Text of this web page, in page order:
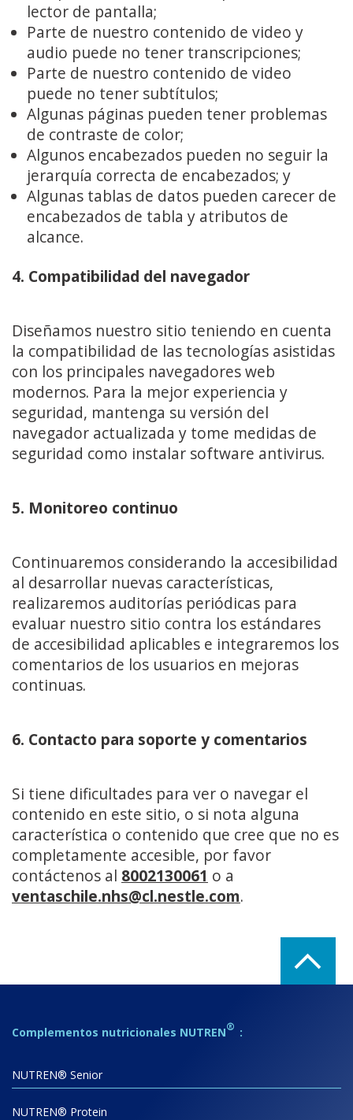
lector de pantalla;
Parte de nuestro contenido de video y
audio puede no tener transcripciones;
Parte de nuestro contenido de video
puede no tener subtítulos;
Algunas páginas pueden tener problemas
de contraste de color;
Algunos encabezados pueden no seguir la
jerarquía correcta de encabezados; y
Algunas tablas de datos pueden carecer de
encabezados de tabla y atributos de
alcance.
4. Compatibilidad del navegador
Diseñamos nuestro sitio teniendo en cuenta
la compatibilidad de las tecnologías asistidas
con los principales navegadores web
modernos. Para la mejor experiencia y
seguridad, mantenga su versión del
navegador actualizada y tome medidas de
seguridad como instalar software antivirus.
5. Monitoreo continuo
Continuaremos considerando la accesibilidad
al desarrollar nuevas características,
realizaremos auditorías periódicas para
evaluar nuestro sitio contra los estándares
de accesibilidad aplicables e integraremos los
comentarios de los usuarios en mejoras
continuas.
6. Contacto para soporte y comentarios
Si tiene dificultades para ver o navegar el
contenido en este sitio, o si nota alguna
característica o contenido que cree que no es
completamente accesible, por favor
contáctenos al 8002130061 o a
ventaschile.nhs@cl.nestle.com.
Complementos nutricionales NUTREN® :
NUTREN® Senior
NUTREN® Protein